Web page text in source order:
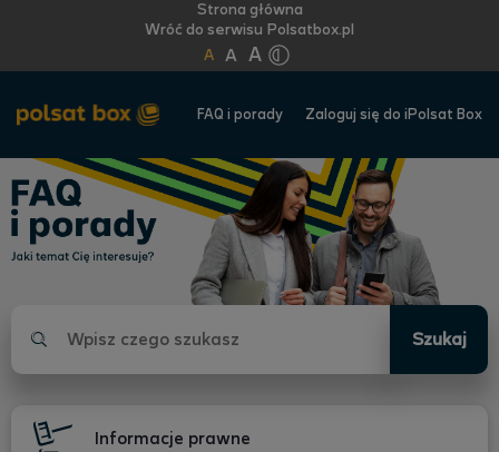
Strona główna
Wróć do serwisu Polsatbox.pl
A A A
FAQ i porady Zaloguj się do iPolsat Box
FAQ
porady.
Jaki
temat
Szukaj
Informacje prawne